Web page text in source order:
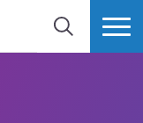
ZOEK MEER